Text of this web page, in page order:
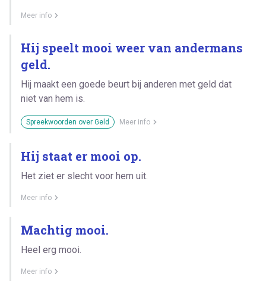
Meer info
Hij speelt mooi weer van andermans
geld.
Hij maakt een goede beurt bij anderen met geld dat
niet van hem is.
Spreekwoorden over Geld Meer info
Hij staat er mooi op.
Het ziet er slecht voor hem uit.
Meer info
Machtig mooi.
Heel erg mooi.
Meer info